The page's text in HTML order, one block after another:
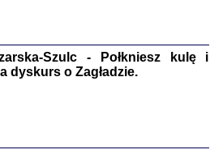
Bańkowska, wstęp Jacek Leociak
Warszawa 2021
Szulc - Połkniesz kulę i
dyskurs o Zagładzie.